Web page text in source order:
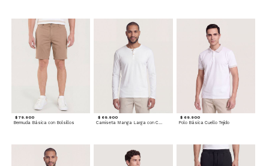
$ 79.900
Bermuda Básica con Bolsillos
$ 69.900 $ 69.900
Polo Básica Cuello Tejido